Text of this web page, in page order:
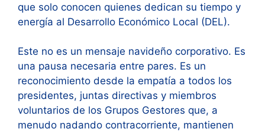
que solo conocen quienes dedican su tiempo y
energía al Desarrollo Económico Local (DEL).
Este no es un mensaje navideño corporativo. Es
una pausa necesaria entre pares. Es un
reconocimiento desde la empatía a todos los
presidentes, juntas directivas y miembros
voluntarios de los Grupos Gestores que, a
menudo nadando contracorriente, mantienen